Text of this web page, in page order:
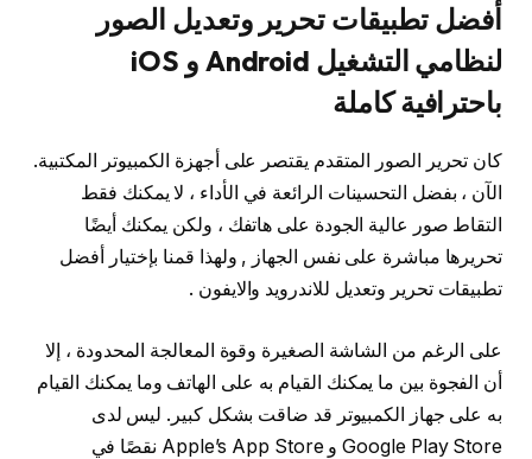
أفضل تطبيقات تحرير وتعديل الصور
لنظامي التشغيل Android و iOS
باحترافية كاملة
كان تحرير الصور المتقدم يقتصر على أجهزة الكمبيوتر المكتبية.
الآن ، بفضل التحسينات الرائعة في الأداء ، لا يمكنك فقط
التقاط صور عالية الجودة على هاتفك ، ولكن يمكنك أيضًا
تحريرها مباشرة على نفس الجهاز , ولهذا قمنا بإختيار أفضل
تطبيقات تحرير وتعديل للاندرويد والايفون .
على الرغم من الشاشة الصغيرة وقوة المعالجة المحدودة ، إلا
أن الفجوة بين ما يمكنك القيام به على الهاتف وما يمكنك القيام
به على جهاز الكمبيوتر قد ضاقت بشكل كبير. ليس لدى
Google Play Store و Apple’s App Store نقصًا في